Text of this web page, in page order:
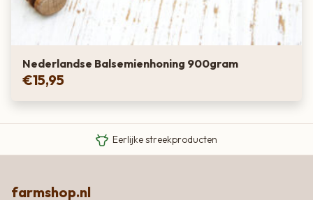
Nederlandse Balsemienhoning 900gram
€15,95
Eigen Limousin runderen
Eerlijke streekproducten
farmshop.nl